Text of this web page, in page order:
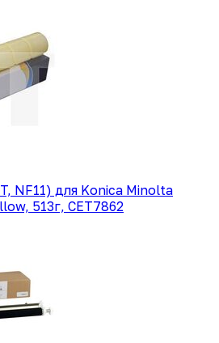
NF11) для Konica Minolta
513г, CET7862